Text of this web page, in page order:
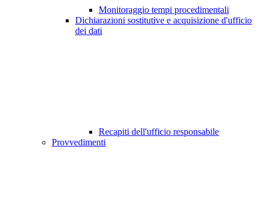
Monitoraggio tempi procedimentali
Dichiarazioni sostitutive e acquisizione d'ufficio
dei dati
Recapiti dell'ufficio responsabile
Provvedimenti